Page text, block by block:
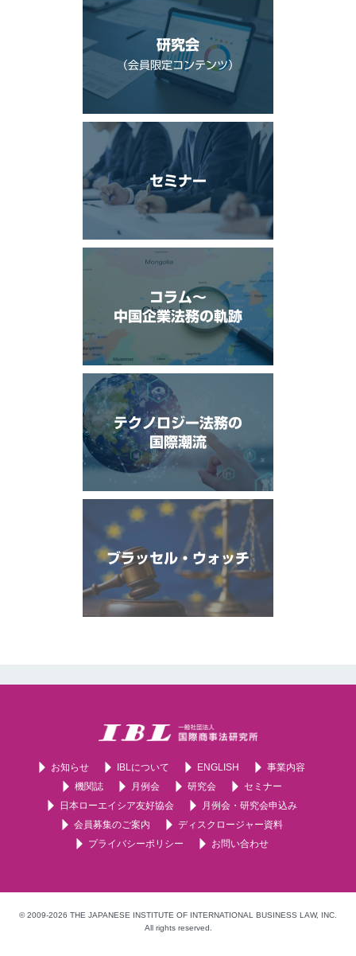
研究会
（会員限定コンテンツ）
セミナー
コラム〜
中国企業法務の軌跡
テクノロジー法務の
国際潮流
ブラッセル・ウォッチ
お知らせ IBLについて ENGLISH
事業内容
機関誌
月例会 研究会
セミナー
日本ローエイシア友好協会
月例会・研究会申込み
会員募集のご案内
ディスクロージャー資料
プライバシーポリシー
お問い合わせ
© 2009-2026 THE JAPANESE INSTITUTE OF INTERNATIONAL BUSINESS LAW, INC.
All rights reserved.